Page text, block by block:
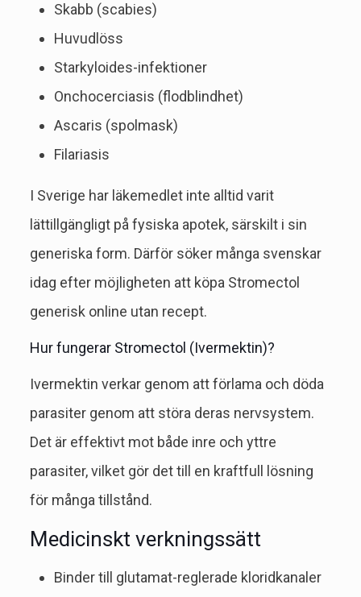
Skabb (scabies)
Huvudlöss
Starkyloides-infektioner
Onchocerciasis (flodblindhet)
Ascaris (spolmask)
Filariasis
I Sverige har läkemedlet inte alltid varit
lättillgängligt på fysiska apotek, särskilt i sin
generiska form. Därför söker många svenskar
idag efter möjligheten att köpa Stromectol
generisk online utan recept.
Hur fungerar Stromectol (Ivermektin)?
Ivermektin verkar genom att förlama och döda
parasiter genom att störa deras nervsystem.
Det är effektivt mot både inre och yttre
parasiter, vilket gör det till en kraftfull lösning
för många tillstånd.
Medicinskt verkningssätt
Binder till glutamat-reglerade kloridkanaler